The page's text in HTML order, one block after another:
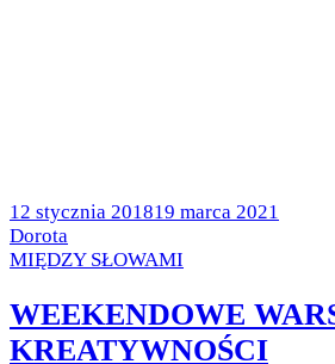
Posted
on
12 stycznia 201819 marca 2021
by
Dorota
Posted
MIĘDZY SŁOWAMI
WEEKENDOWE
KREATYWNOŚCI